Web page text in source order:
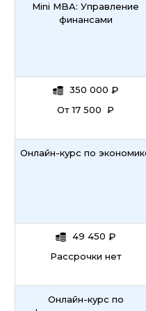
Mini MBA: Управление
финансами
350 000 ₽
От 17 500 ₽
Онлайн-курс по
49 450 ₽
Рассрочки нет
Онлайн-курс по